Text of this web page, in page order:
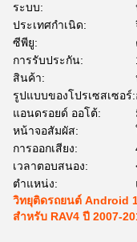
ระบบ:
ประเทศกําเนิด:
ซีพียู:
การรับประกัน:
สินค้า:
รูปแบบของโปรเซสเซอร์:
แอนดรอยด์ ออโต้:
หน้าจอสัมผัส:
การออกเสียง:
เวลาตอบสนอง:
ตำแหน่ง:
วิทยุติดรถยนต์ Android
สำหรับ RAV4 ปี 2007-